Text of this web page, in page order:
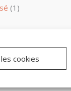
cookies
(1)